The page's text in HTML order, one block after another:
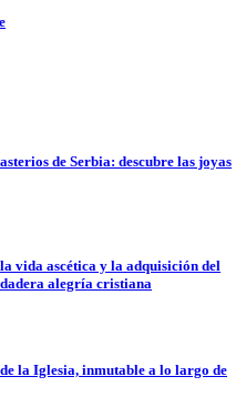
de Serbia: descubre las joyas
vida ascética y la adquisición del
alegría cristiana
la Iglesia, inmutable a lo largo de